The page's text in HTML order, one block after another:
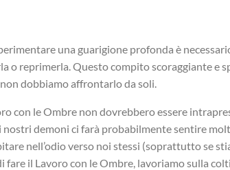
una guarigione profonda è
o reprimerla. Questo compito scoraggiante e
non dobbiamo affrontarlo da soli.
con le Ombre non dovrebbero essere
nostri demoni ci farà probabilmente sentire
nell’odio verso noi stessi (soprattutto se
fare il Lavoro con le Ombre, lavoriamo sulla